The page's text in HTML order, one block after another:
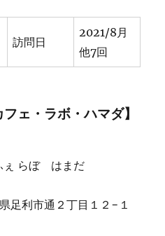
訪問日
2021/8月
他7回
ェ・ラボ・ハマダ】
らぼ はまだ
足利市通２丁目１２−１